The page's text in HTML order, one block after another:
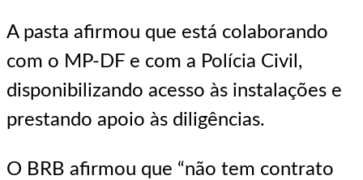
A pasta afirmou que está colaborando
com o MP-DF e com a Polícia Civil,
disponibilizando acesso às instalações e
prestando apoio às diligências.
O BRB afirmou que “não tem contrato